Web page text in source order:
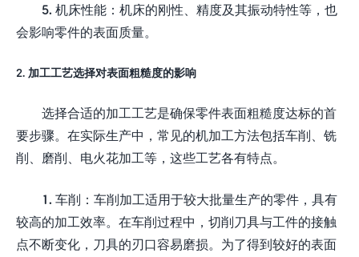
5. 机床性能：机床的刚性、精度及其振动特性等，也
会影响零件的表面质量。
2. 加工工艺选择对表面粗糙度的影响
选择合适的加工工艺是确保零件表面粗糙度达标的首
要步骤。在实际生产中，常见的机加工方法包括车削、铣
削、磨削、电火花加工等，这些工艺各有特点。
1. 车削：车削加工适用于较大批量生产的零件，具有
较高的加工效率。在车削过程中，切削刀具与工件的接触
点不断变化，刀具的刃口容易磨损。为了得到较好的表面